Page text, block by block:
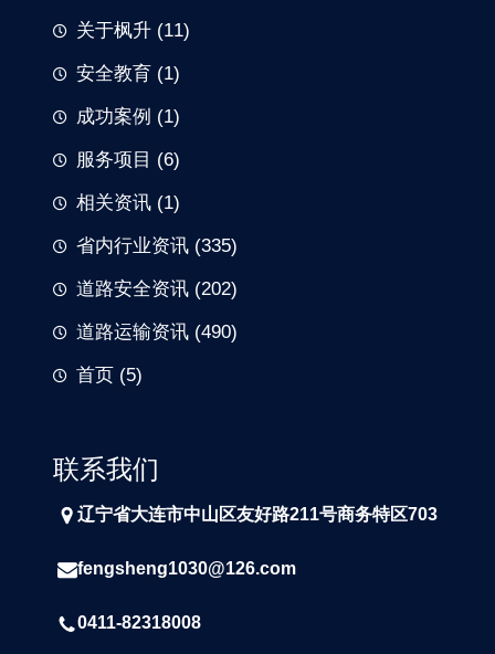
关于枫升 (11)
安全教育 (1)
成功案例 (1)
服务项目 (6)
相关资讯 (1)
省内行业资讯 (335)
道路安全资讯 (202)
道路运输资讯 (490)
首页 (5)
联系我们
辽宁省大连市中山区友好路211号商务特区703
fengsheng1030@126.com
0411-82318008